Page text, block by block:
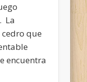
La
que
encuentra